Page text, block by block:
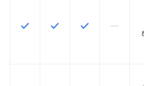
لا تتوفّر هذه الميزة لرمز التخزين
horizontal_rule تتوفّر هذه الميزة لرمز
check تتوفّر هذه الميزة
check تتوفّر
check